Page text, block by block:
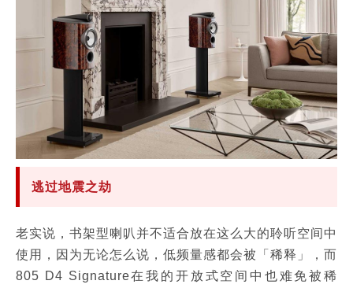
逃过地震之劫
老实说，书架型喇叭并不适合放在这么大的聆听空间中
使用，因为无论怎么说，低频量感都会被「稀释」，而
805 D4 Signature在我的开放式空间中也难免被稀